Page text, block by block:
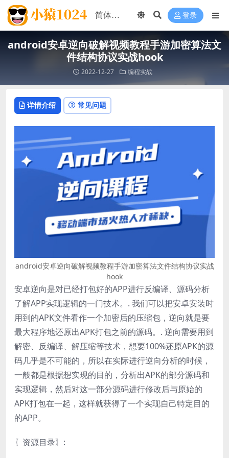
登录
android安卓逆向破解视频教程手游加密算法文
件结构协议实战hook
2022-12-27 编程实战
详情介绍 常见问题
android安卓逆向破解视频教程手游加密算法文件结构协议实战
hook
安卓逆向是对已经打包好的APP进行反编译、源码分析
了解APP实现逻辑的一门技术。. 我们可以把安卓安装时
用到的APK文件看作一个加密后的压缩包，逆向就是要
最大程序地还原出APK打包之前的源码。. 逆向需要用到
解密、反编译、解压缩等技术，想要100%还原APK的源
码几乎是不可能的，所以在实际进行逆向分析的时候，
一般都是根据想实现的目的，分析出APK的部分源码和
实现逻辑，然后对这一部分源码进行修改后与原始的
APK打包在一起，这样就获得了一个实现自己特定目的
的APP。
〖资源目录〗: